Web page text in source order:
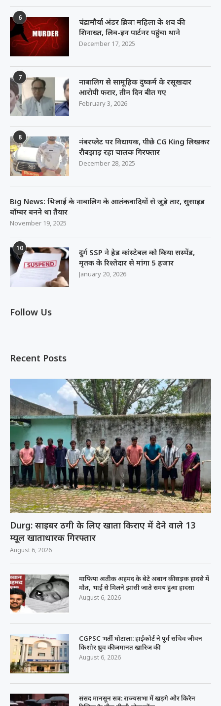
6
चंद्रामौर्या अंडर ब्रिजः महिला के शव की
शिनाख्त, लिव-इन पार्टनर पहुंचा थाने
December 17, 2025
7
नाबालिग से सामूहिक दुष्कर्म के रसूखदार
आरोपी फरार, तीन दिन बीत गए
February 3, 2026
8
नंबरप्लेट पर विधायक, पीछे CG King लिखकर
रौबझाड़ रहा चालक गिरफ्तार
December 28, 2025
Big News: भिलाई के नाबालिग के आतंकवादियों से जुड़े तार, सुसाइड
बॉम्बर बनने था तैयार
November 19, 2025
10
दुर्ग SSP ने हेड कांस्टेबल को किया सस्पेंड,
मृतक के रिश्तेदार से मांगा 5 हजार
January 20, 2026
Follow Us
Recent Posts
Durg: साइबर ठगी के लिए खाता किराए में देने वाले 13
म्यूल खाताधारक गिरफ्तार
August 6, 2026
माफिया अतीक अहमद के बेटे अबान की सड़क हादसे में
मौत, भाई से मिलने झांसी जाते समय हुआ हादसा
August 6, 2026
CGPSC भर्ती घोटाला: हाईकोर्ट ने पूर्व सचिव जीवन
किशोर ध्रुव की जमानत खारिज की
August 6, 2026
संसद मानसून सत्र: राज्यसभा में खड़गे और किरेन